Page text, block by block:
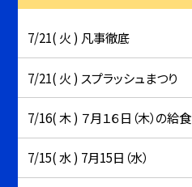
7/21( 火 ) 凡事徹底
7/21( 火 ) スプラッシュまつり
7/16( 木 ) ７月１６日（木）の給食
7/15( 水 ) 7月15日（水）